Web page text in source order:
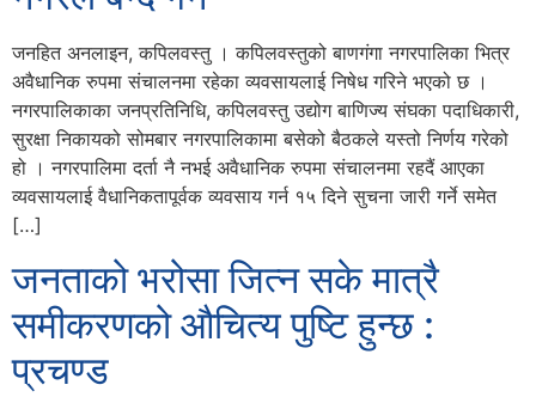
जनहित अनलाइन, कपिलवस्तु । कपिलवस्तुको बाणगंगा नगरपालिका भित्र
अवैधानिक रुपमा संचालनमा रहेका व्यवसायलाई निषेध गरिने भएको छ ।
नगरपालिकाका जनप्रतिनिधि, कपिलवस्तु उद्योग बाणिज्य संघका पदाधिकारी,
सुरक्षा निकायको सोमबार नगरपालिकामा बसेको बैठकले यस्तो निर्णय गरेको
हो । नगरपालिमा दर्ता नै नभई अवैधानिक रुपमा संचालनमा रहदैं आएका
व्यवसायलाई वैधानिकतापूर्वक व्यवसाय गर्न १५ दिने सुचना जारी गर्ने समेत
[…]
जनताको भरोसा जित्न सके मात्रै
समीकरणको औचित्य पुष्टि हुन्छ :
प्रचण्ड